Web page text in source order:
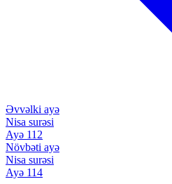
Əvvəlki ayə
Nisa surəsi
Ayə 112
Növbəti ayə
Nisa surəsi
Ayə 114